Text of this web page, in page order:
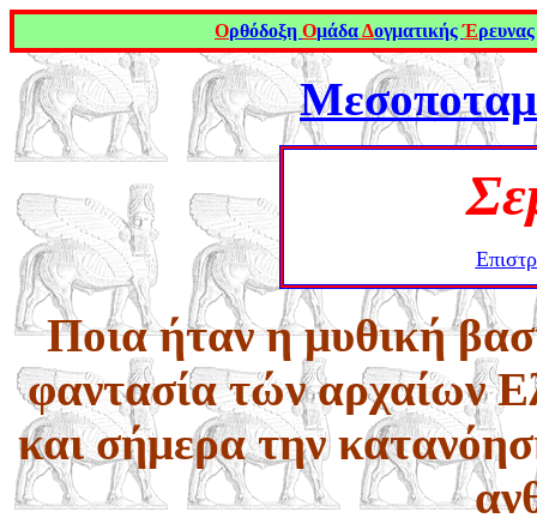
Ορθόδοξη ΟμάδαΔογματικήςΈρευνας
Ποια ήταν η μυθική
φαντασία τών αρχαίων
και σήμερα την